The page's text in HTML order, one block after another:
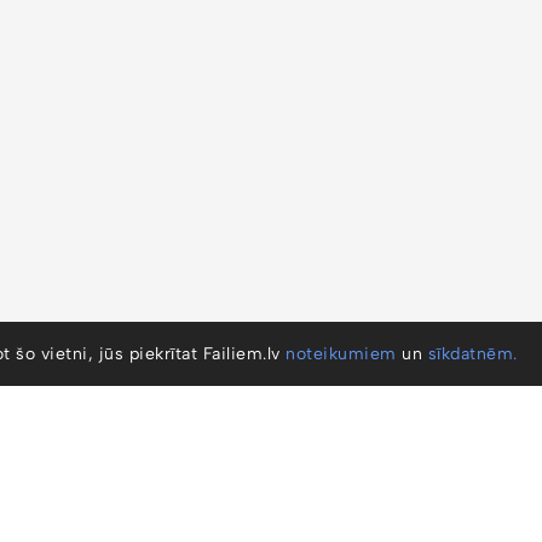
šo vietni, jūs piekrītat Failiem.lv noteikumiem un sīkdatnēm.